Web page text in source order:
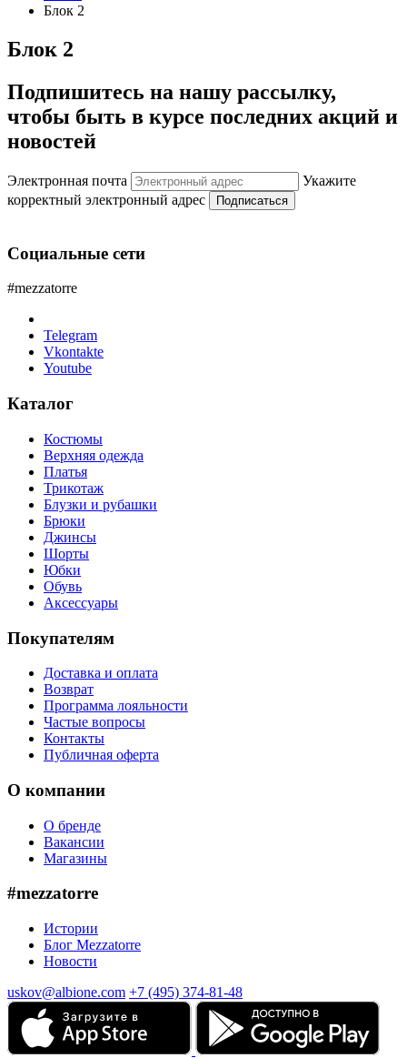
Блок 2
Блок 2
Подпишитесь на нашу рассылку,
чтобы быть в курсе последних акций и
новостей
Электронная почта
Укажите
корректный электронный адрес
Подписаться
Социальные сети
#mezzatorre
Telegram
Vkontakte
Youtube
Каталог
Костюмы
Верхняя одежда
Платья
Трикотаж
Блузки и рубашки
Брюки
Джинсы
Шорты
Юбки
Обувь
Аксессуары
Покупателям
Доставка и оплата
Возврат
Программа лояльности
Частые вопросы
Контакты
Публичная оферта
О компании
О бренде
Вакансии
Магазины
#mezzatorre
Истории
Блог Mezzatorre
Новости
uskov@albione.com +7 (495) 374-81-48